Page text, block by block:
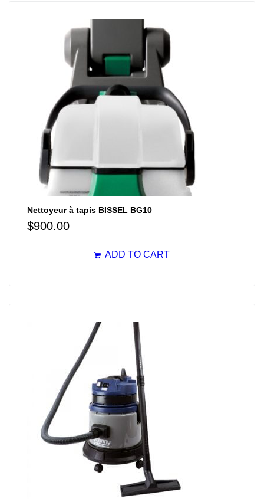
Nettoyeur à tapis BISSEL BG10
$900.00
ADD TO CART